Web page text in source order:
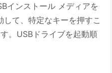
インストール メディアを
て、特定なキーを押すこ
。USBドライブを起動順